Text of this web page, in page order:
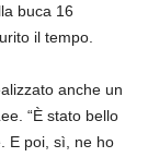
buca 16
il tempo.
anche un
“È stato bello
E poi, sì, ne ho